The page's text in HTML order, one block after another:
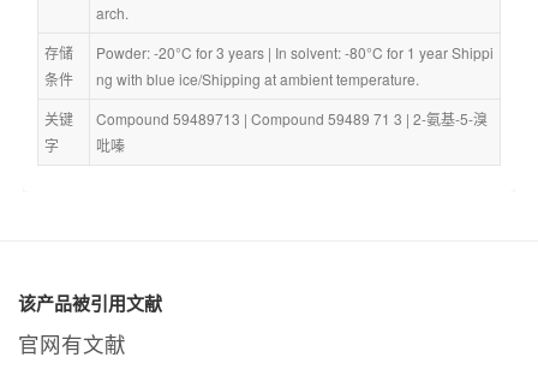
arch.
存储
条件
Powder: -20°C for 3 years | In solvent: -80°C for 1 year Shippi
ng with blue ice/Shipping at ambient temperature.
关键
字
Compound 59489713 | Compound 59489 71 3 | 2-氨基-5-溴
吡嗪
该产品被引用文献
官网有文献